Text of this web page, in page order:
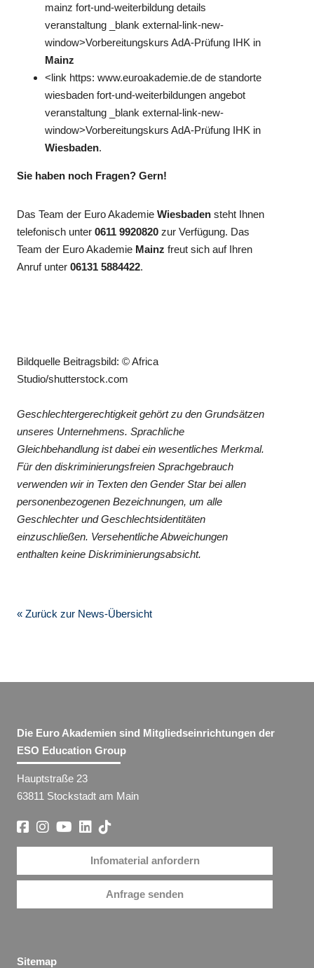
mainz fort-und-weiterbildung details
veranstaltung _blank external-link-new-
window>Vorbereitungskurs AdA-Prüfung IHK in
Mainz
<link https: www.euroakademie.de de standorte
wiesbaden fort-und-weiterbildungen angebot
veranstaltung _blank external-link-new-
window>Vorbereitungskurs AdA-Prüfung IHK in
Wiesbaden.
Sie haben noch Fragen? Gern!
Das Team der Euro AkademieWiesbadensteht Ihnen
telefonisch unter0611 9920820 zur Verfügung. Das
Team der Euro Akademie Mainzfreut sich auf Ihren
Anruf unter06131 5884422.
Bildquelle Beitragsbild: © Africa
Studio/shutterstock.com
Geschlechtergerechtigkeit gehört zu den Grundsätzen
unseres Unternehmens. Sprachliche
Gleichbehandlung ist dabei ein wesentliches Merkmal.
Für den diskriminierungsfreien Sprachgebrauch
verwenden wir in Texten den Gender Star bei allen
personenbezogenen Bezeichnungen, um alle
Geschlechter und Geschlechtsidentitäten
einzuschließen. Versehentliche Abweichungen
enthalten keine Diskriminierungsabsicht.
« Zurück zur News-Übersicht
Die Euro Akademien sind Mitgliedseinrichtungen der
ESO Education Group
Hauptstraße 23
63811 Stockstadt am Main
Infomaterial anfordern
Anfrage senden
Sitemap